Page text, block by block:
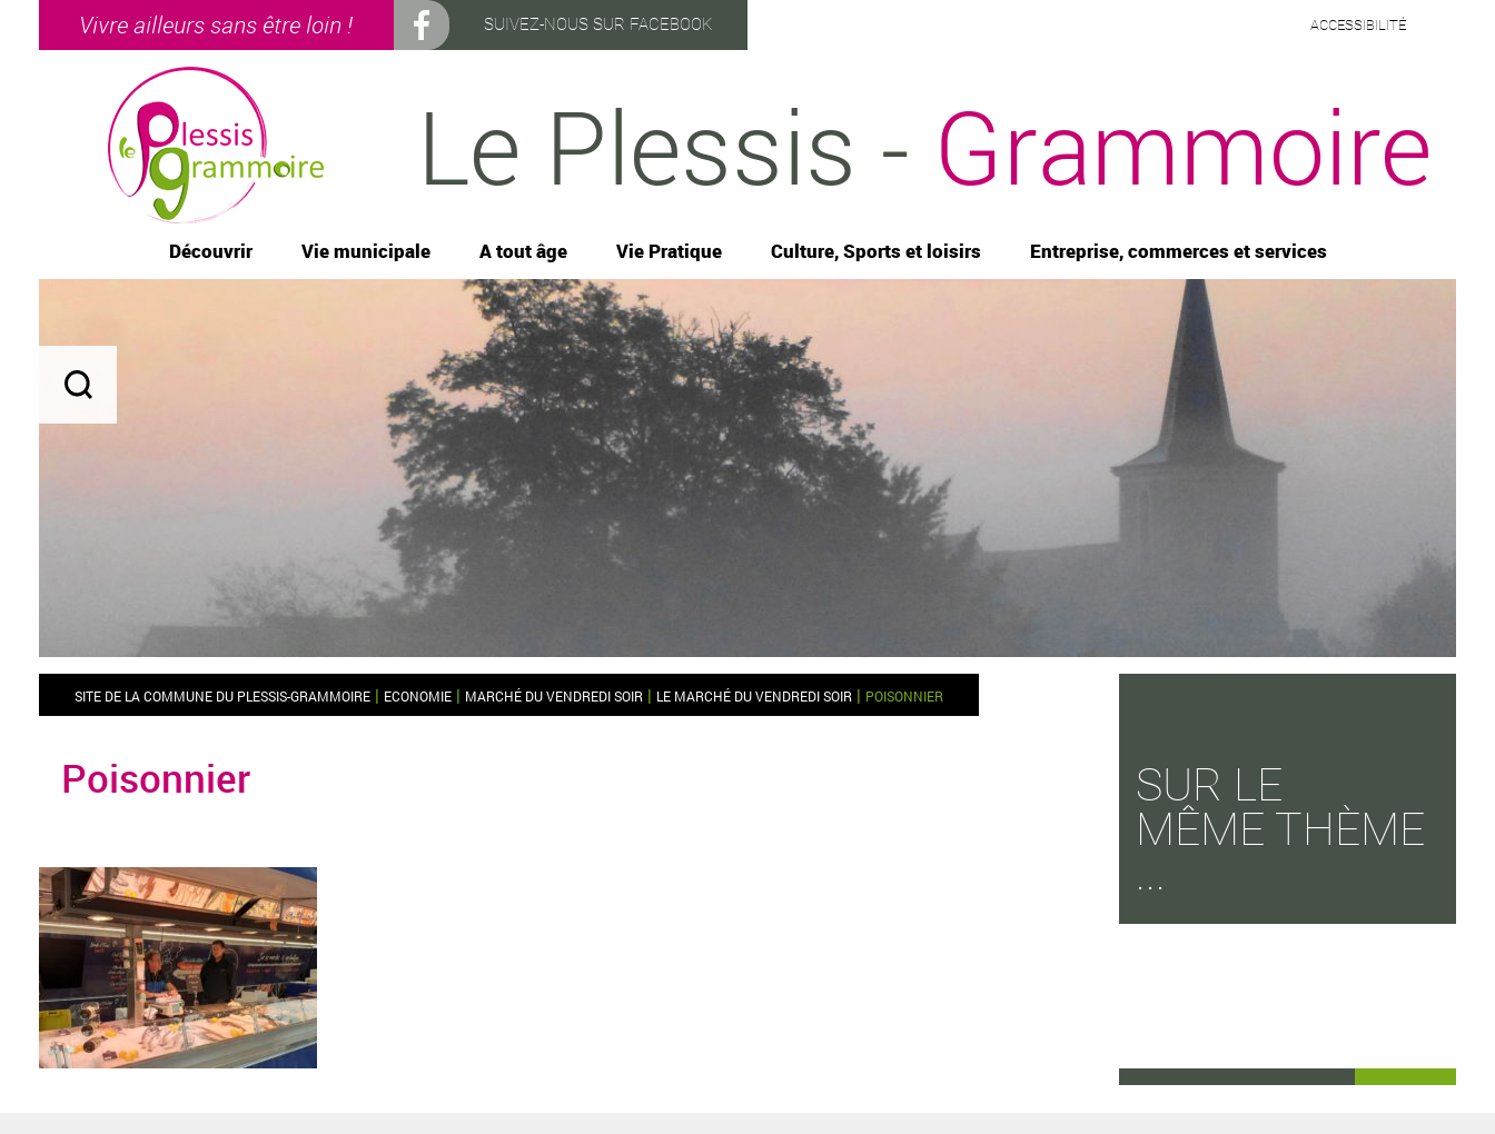
Vivre ailleurs sans être loin ! SUIVEZ-NOUS SUR FACEBOOK ACCESSIBILITÉ
Le Plessis - Grammoire
Découvrir Vie municipale A tout âge Vie Pratique Culture, Sports et loisirs Entreprise, commerces et services
SITE DE LA COMMUNE DU PLESSIS-GRAMMOIRE | ECONOMIE | MARCHÉ DU VENDREDI SOIR | LE MARCHÉ DU VENDREDI SOIR | POISONNIER
Poisonnier
SUR LE
MÊME THÈME
...